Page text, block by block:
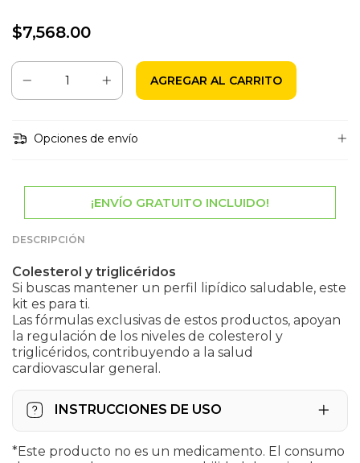
$7,568.00
Opciones de envío
¡ENVÍO GRATUITO INCLUIDO!
DESCRIPCIÓN
Colesterol y triglicéridos
Si buscas mantener un perfil lipídico saludable, este
kit es para ti.
Las fórmulas exclusivas de estos productos, apoyan
la regulación de los niveles de colesterol y
triglicéridos, contribuyendo a la salud
cardiovascular general.
INSTRUCCIONES DE USO
alfa PXP FORTE
*Este producto no es un medicamento. El consumo